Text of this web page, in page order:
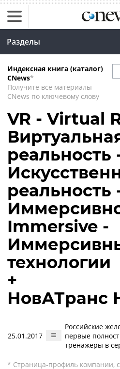
Разделы
Индексная книга (каталог)
CNews*
Получите все материалы
CNews по ключевому слову
VR - Virtual
реальность
реальность
Immersive -
технологии
+
НовАТранс
25.01.2017
Российские
первые
тренажеры в
* Страница-профиль компании,